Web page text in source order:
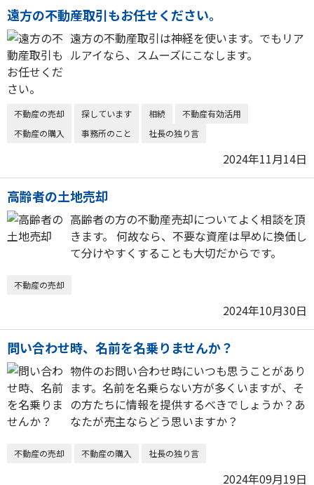
遠方の不動産取引もお任せください。
遠方の不動産取引は神経を使います。でもリア
ルアイなら、スムーズにこなします。
不動産の売却 探しています 相続
不動産有効活用
不動産の購入
事務所のこと 社長の独り言
2024年11月14日
高齢者の土地売却
高齢者の方の不動産売却についてよく相談を頂
きます。 何故なら、不要な資産は早めに換価し
て分けやすくすることも大切だからです。
不動産の売却
2024年10月30日
問い合わせ時、名前を名乗りませんか？
物件のお問い合わせ時にいつも思うことがあり
ます。名前を名乗らない方が多くいますが、そ
の方たちに情報を提供するべきでしょうか？あ
なたが売主ならどう思いますか？
不動産の売却 不動産の購入 社長の独り言
2024年09月19日